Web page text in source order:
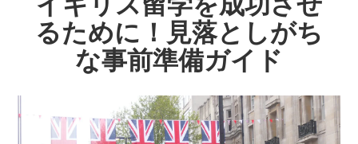
るために！見落としがち
な事前準備ガイド